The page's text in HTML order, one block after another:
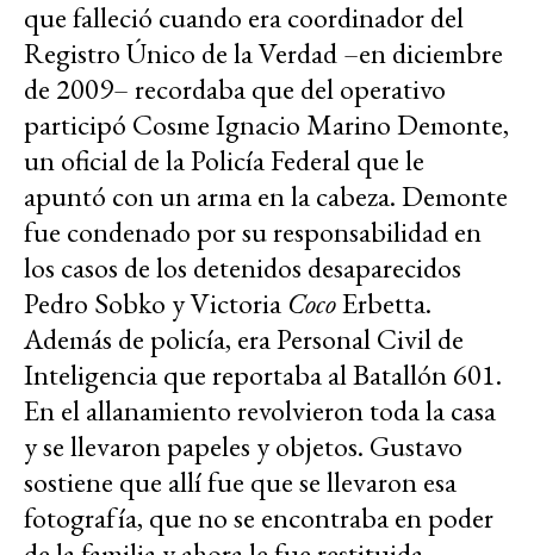
que falleció cuando era coordinador del
Registro Único de la Verdad –en diciembre
de 2009– recordaba que del operativo
participó Cosme Ignacio Marino Demonte,
un oficial de la Policía Federal que le
apuntó con un arma en la cabeza. Demonte
fue condenado por su responsabilidad en
los casos de los detenidos desaparecidos
Pedro Sobko y Victoria CocoErbetta.
Además de policía, era Personal Civil de
Inteligencia que reportaba al Batallón 601.
En el allanamiento revolvieron toda la casa
y se llevaron papeles y objetos. Gustavo
sostiene que allí fue que se llevaron esa
fotografía, que no se encontraba en poder